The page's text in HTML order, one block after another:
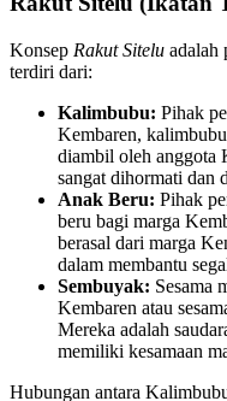
Konsep Rakut Sitelu adalah
terdiri dari:
Kalimbubu: Pihak
Kembaren,
diambil oleh anggota
sangat dihormati dan
Anak Beru: Pihak
beru bagi marga
berasal dari marga
dalam membantu
Sembuyak: Sesama
Kembaren atau
Mereka adalah
memiliki kesamaan
Hubungan antara